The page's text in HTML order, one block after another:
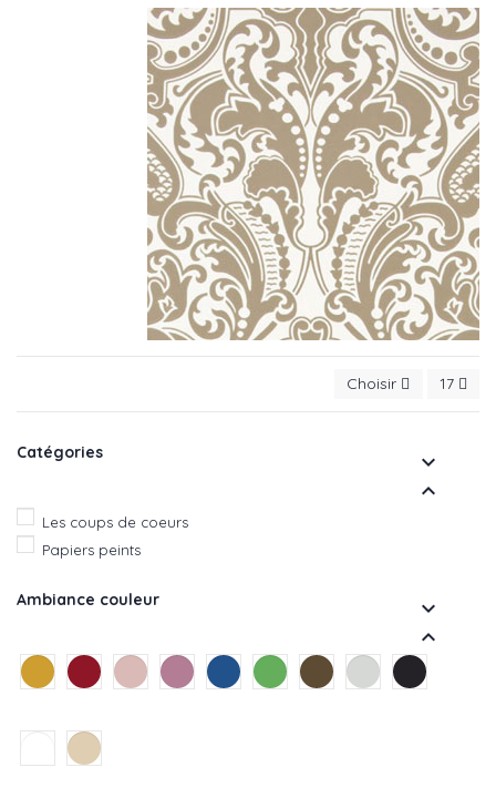
Choisir 17
Catégories


Les coups de coeurs
Papiers peints
Ambiance couleur

